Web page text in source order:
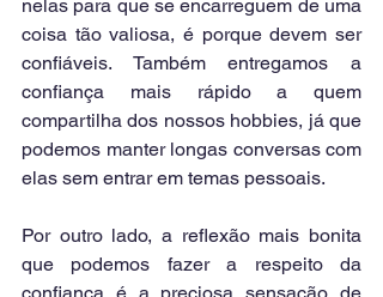
nelas para que se encarreguem de uma
coisa tão valiosa, é porque devem ser
confiáveis. Também entregamos a
confiança mais rápido a quem
compartilha dos nossos hobbies, já que
podemos manter longas conversas com
elas sem entrar em temas pessoais.
Por outro lado, a reflexão mais bonita
que podemos fazer a respeito da